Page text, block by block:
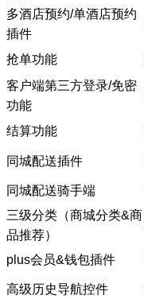
多酒店预约/单酒店预约
插件
抢单功能
客户端第三方登录/免密
功能
结算功能
同城配送插件
同城配送骑手端
三级分类（商城分类&商
品推荐）
plus会员&钱包插件
高级历史导航控件